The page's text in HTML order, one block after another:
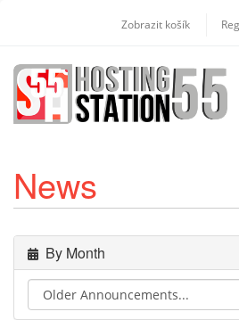
Zobrazit košík
News
By Month